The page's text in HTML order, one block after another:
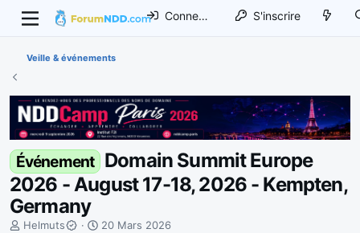
Connexion S'inscrire
Veille & événements
Événement Domain Summit Europe
2026 - August 17-18, 2026 - Kempten,
Germany
IHelmuts
D
20 Mars 2026